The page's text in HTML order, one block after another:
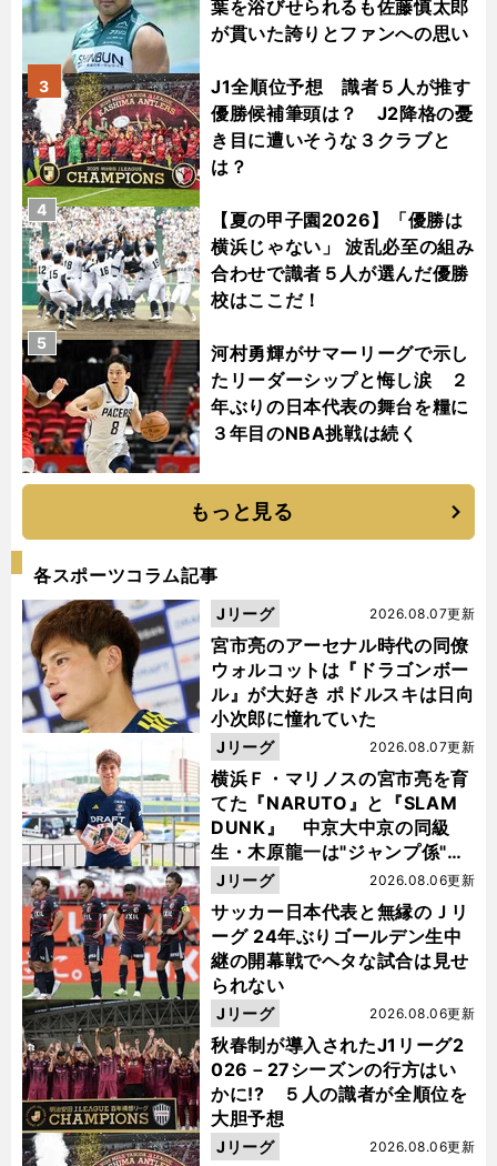
葉を浴びせられるも佐藤慎太郎
が貫いた誇りとファンへの思い
J1全順位予想 識者５人が推す
優勝候補筆頭は？ J2降格の憂
き目に遭いそうな３クラブと
は？
3
【夏の甲子園2026】「優勝は
横浜じゃない」 波乱必至の組み
合わせで識者５人が選んだ優勝
校はここだ！
4
河村勇輝がサマーリーグで示し
たリーダーシップと悔し涙 ２
年ぶりの日本代表の舞台を糧に
３年目のNBA挑戦は続く
5
もっと見る
各スポーツコラム記事
宮市亮のアーセナル時代の同僚
ウォルコットは『ドラゴンボー
ル』が大好き ポドルスキは日向
小次郎に憧れていた
2026.08.07更新
Jリーグ
横浜Ｆ・マリノスの宮市亮を育
てた『NARUTO』と『SLAM
DUNK』 中京大中京の同級
生・木原龍一は"ジャンプ係"だ
った
2026.08.07更新
Jリーグ
サッカー日本代表と無縁のＪリ
ーグ 24年ぶりゴールデン生中
継の開幕戦でヘタな試合は見せ
られない
2026.08.06更新
Jリーグ
秋春制が導入されたJ1リーグ2
026－27シーズンの行方はい
かに!? ５人の識者が全順位を
大胆予想
2026.08.06更新
Jリーグ
2026.08.06更新
Jリーグ